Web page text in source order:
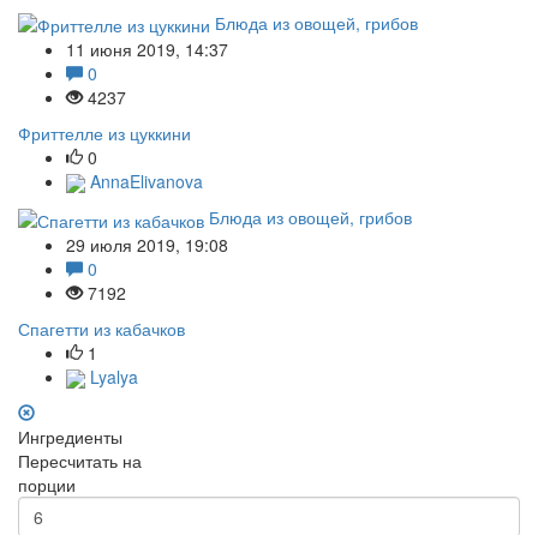
Блюда из овощей, грибов
11 июня 2019, 14:37
0
4237
Фриттелле из цуккини
0
AnnaElivanova
Блюда из овощей, грибов
29 июля 2019, 19:08
0
7192
Спагетти из кабачков
1
Lyalya
Ингредиенты
Пересчитать на
порции